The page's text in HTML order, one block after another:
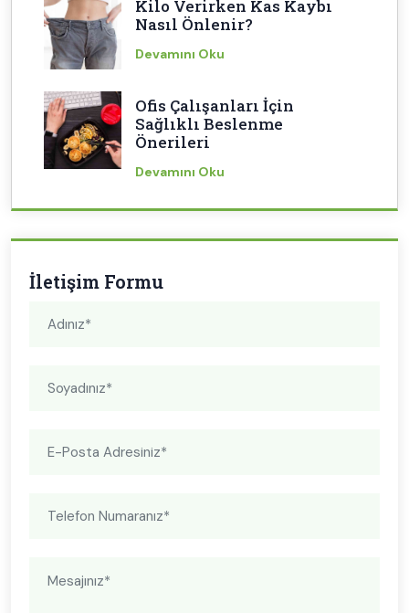
Kilo Verirken Kas Kaybı
Nasıl Önlenir?
Devamını Oku
Ofis Çalışanları İçin
Sağlıklı Beslenme
Önerileri
Devamını Oku
İletişim Formu